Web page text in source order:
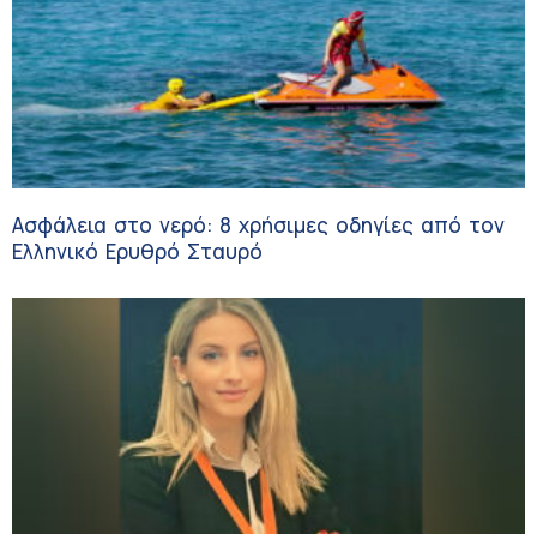
Ασφάλεια στο νερό: 8 χρήσιμες οδηγίες από τον
Ελληνικό Ερυθρό Σταυρό